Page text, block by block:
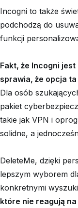
Incogni to także
podchodzą do
funkcji
Fakt, że Incogni
sprawia, że opcja
Dla osób
pakiet
takie jak VPN i
solidne, a
DeleteMe, dzięki
lepszym wyborem
konkretnymi
które nie reagują